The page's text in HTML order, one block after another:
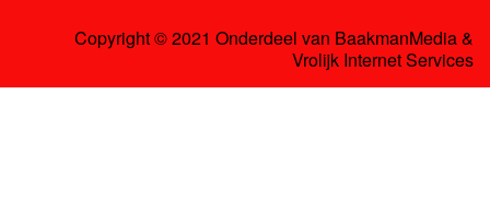
Copyright © 2021 Onderdeel van BaakmanMedia&
Vrolijk Internet Services